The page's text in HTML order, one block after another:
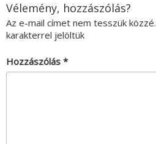
Vélemény, hozzászólás?
Az e-mail címet nem tesszük közzé.
karakterrel jelöltük
Hozzászólás *